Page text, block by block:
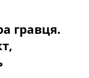
гравця.